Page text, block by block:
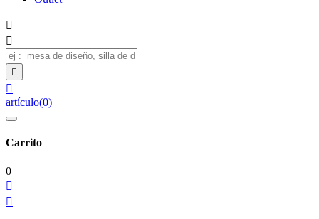




artículo(0)
Carrito
0

